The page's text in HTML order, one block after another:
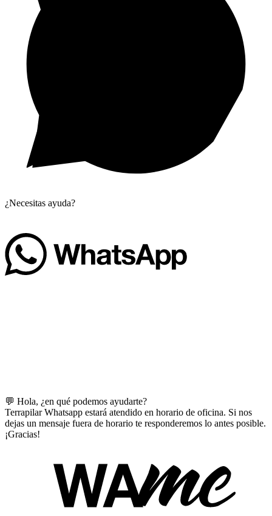
¿Necesitas ayuda?
💬 Hola, ¿en qué podemos ayudarte?
Terrapilar Whatsapp estará atendido en horario de oficina. Si nos
dejas un mensaje fuera de horario te responderemos lo antes posible.
¡Gracias!